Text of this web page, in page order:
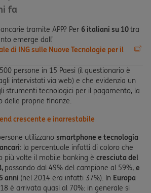
fa
tramite APP? Per 6 italiani su 10tra
emerge dall’
di ING sulle Nuove Tecnologie per il
persone in 15 Paesi (il questionario è
intervistati via web) e che evidenzia un
strumenti tecnologici per il pagamento, la
delle proprie finanze.
crescente e inarrestabile
utilizzano smartphone e tecnologia
: la percentuale infatti di coloro che
più volte il mobile banking è cresciuta del
passando dal 49% del campione al 59%, e
anni (nel 2014 era infatti 37%). In Europa
è arrivata quasi al 70%: in generale si